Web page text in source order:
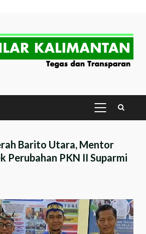
PRIMARY
MENU
Barito Utara, Mentor
Perubahan PKN II Suparmi